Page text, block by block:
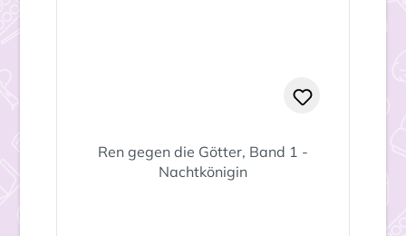
Ren gegen die Götter, Band 1 -
Nachtkönigin